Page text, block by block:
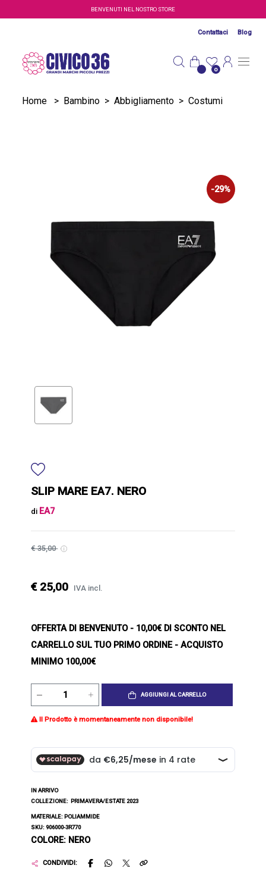
Salta al contenuto principaleBENVENUTI NEL NOSTRO STORE
Contattaci Blog
0
Home > Bambino > Abbigliamento > Costumi
-29%
SLIP MARE EA7. NERO
di EA7
€ 35,00
€ 25,00 IVA incl.
OFFERTA DI BENVENUTO- 10,00€ DI SCONTO NEL
CARRELLO SUL TUO PRIMO ORDINE - ACQUISTO
MINIMO 100,00€
AGGIUNGI AL CARRELLO
Il Prodotto è momentaneamente non disponibile!
IN ARRIVO
COLLEZIONE: PRIMAVERA/ESTATE 2023
MATERIALE: POLIAMMIDE
SKU: 906000-3R770
COLORE: NERO
CONDIVIDI: